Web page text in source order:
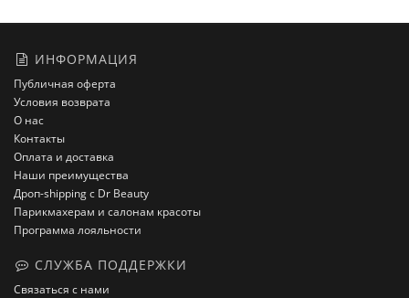
ИНФОРМАЦИЯ
Публичная оферта
Условия возврата
О нас
Контакты
Оплата и доставка
Наши преимущества
Дроп-shipping с Dr Beauty
Парикмахерам и салонам красоты
Программа лояльности
СЛУЖБА ПОДДЕРЖКИ
Связаться с нами